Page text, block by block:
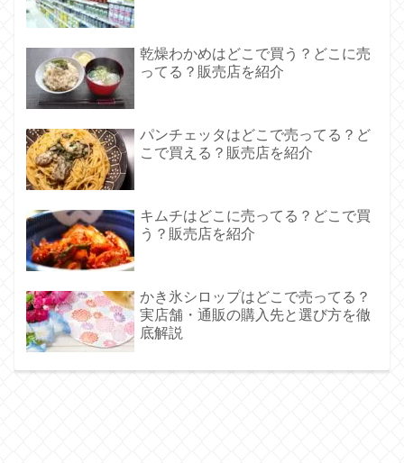
乾燥わかめはどこで買う？どこに売
ってる？販売店を紹介
パンチェッタはどこで売ってる？ど
こで買える？販売店を紹介
キムチはどこに売ってる？どこで買
う？販売店を紹介
かき氷シロップはどこで売ってる？
実店舗・通販の購入先と選び方を徹
底解説